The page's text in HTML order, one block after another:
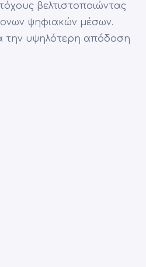
βελτιστοποιώντας
ψηφιακών μέσων.
την υψηλότερη απόδοση